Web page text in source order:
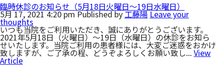
臨時休診のお知らせ（5月18日火曜日～19日水曜日）
5月 17, 2021 4:20 pmPublished by工藤陽Leave your
thoughts
いつも当院をご利用いただき、誠にありがとうございます。
2021年5月18日（火曜日）～19日（水曜日）の休診をお知ら
せいたします。当院ご利用の患者様には、大変ご迷惑をおかけ
致しますが、ご了承の程、どうぞよろしくお願い致し... View
Article